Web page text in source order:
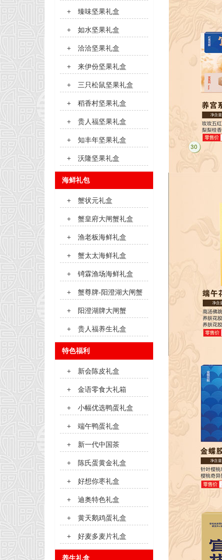
+ 臻味坚果礼盒
+ 如水坚果礼盒
+ 洽洽坚果礼盒
+ 来伊份坚果礼盒
+ 三只松鼠坚果礼盒
+ 稻香村坚果礼盒
+ 贵人福坚果礼盒
+ 知丰年坚果礼盒
+ 沃隆坚果礼盒
海鲜礼包
+ 蟹状元礼盒
+ 蟹皇府大闸蟹礼盒
+ 渔老板海鲜礼盒
+ 蟹太太海鲜礼盒
+ 锜霖渔场海鲜礼盒
+ 蟹尊牌-阳澄湖大闸蟹
+ 阳澄湖牌大闸蟹
+ 贵人福养生礼盒
特色福利
+ 新会陈皮礼盒
+ 金语零食大礼箱
+ 小幅优选鸭蛋礼盒
+ 端午鸭蛋礼盒
+ 新一代中国茶
+ 陈氏蛋黄金礼盒
+ 好想你枣礼盒
+ 迪奥特色礼盒
+ 黄天鹅鸡蛋礼盒
+ 好麦多麦片礼盒
养生礼盒